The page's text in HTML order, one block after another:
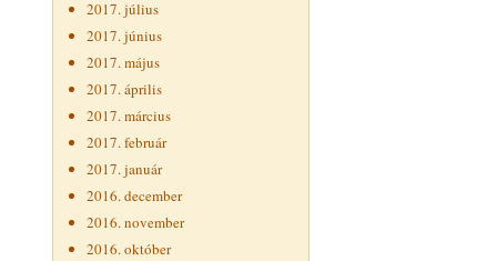
2017. július
2017. június
2017. május
2017. április
2017. március
2017. február
2017. január
2016. december
2016. november
2016. október